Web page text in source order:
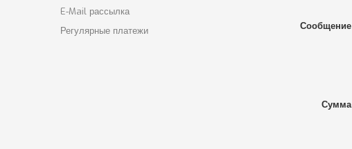
E-Mail рассылка
Регулярные платежи
Сообщение
Сумма